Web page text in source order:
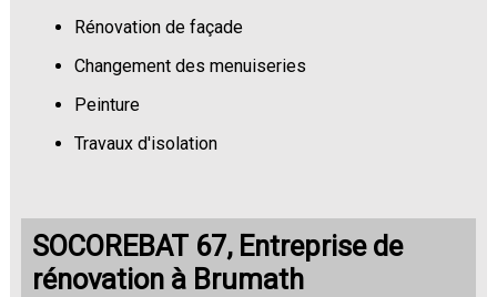
Rénovation de façade
Changement des menuiseries
Peinture
Travaux d'isolation
SOCOREBAT 67, Entreprise de
rénovation à Brumath